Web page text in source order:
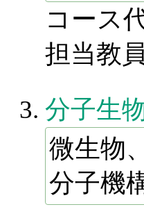
コース
担当教
分子生
微生物
分子機